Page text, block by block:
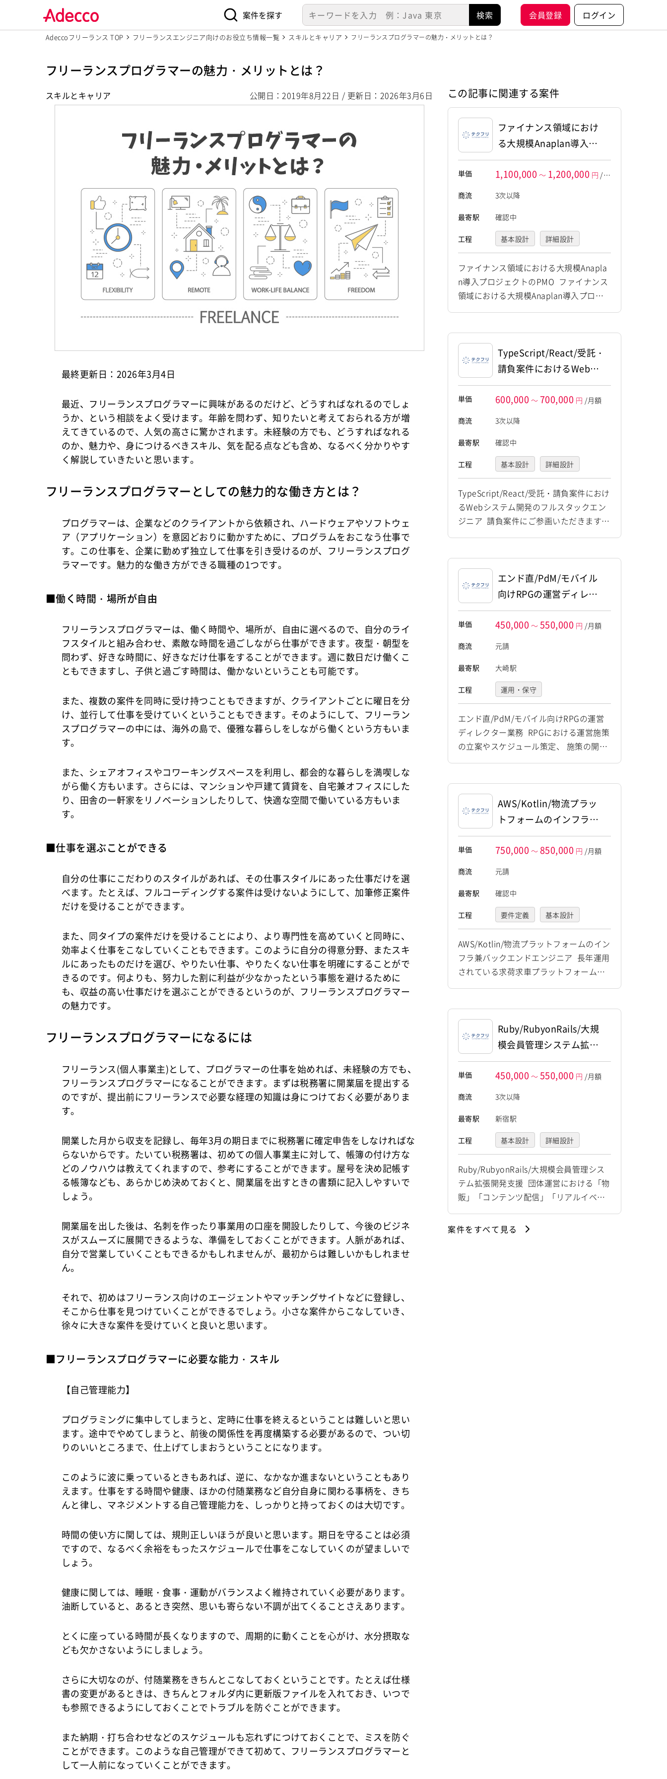
案件を探す 会員登録 ログイン
Adeccoフリーランス TOP フリーランスエンジニア向けのお役立ち情報一覧 スキルとキャリア フリーランスプログラマーの魅力・メリットとは？
フリーランスプログラマーの魅力・メリットとは？
スキルとキャリア 公開日：2019年8月22日 更新日：2026年3月6日
最終更新日：2026年3月4日
最近、フリーランスプログラマーに興味があるのだけど、どうすればなれるのでしょ
うか、という相談をよく受けます。年齢を問わず、知りたいと考えておられる方が増
えてきているので、人気の高さに驚かされます。未経験の方でも、どうすればなれる
のか、魅力や、身につけるべきスキル、気を配る点なども含め、なるべく分かりやす
く解説していきたいと思います。
フリーランスプログラマーとしての魅力的な働き方とは？
プログラマーは、企業などのクライアントから依頼され、ハードウェアやソフトウェ
ア（アプリケーション）を意図どおりに動かすために、プログラムをおこなう仕事で
す。この仕事を、企業に勤めず独立して仕事を引き受けるのが、フリーランスプログ
ラマーです。魅力的な働き方ができる職種の1つです。
■働く時間・場所が自由
フリーランスプログラマーは、働く時間や、場所が、自由に選べるので、自分のライ
フスタイルと組み合わせ、素敵な時間を過ごしながら仕事ができます。夜型・朝型を
問わず、好きな時間に、好きなだけ仕事をすることができます。週に数日だけ働くこ
ともできますし、子供と過ごす時間は、働かないということも可能です。
また、複数の案件を同時に受け持つこともできますが、クライアントごとに曜日を分
け、並行して仕事を受けていくということもできます。そのようにして、フリーラン
スプログラマーの中には、海外の島で、優雅な暮らしをしながら働くという方もいま
す。
また、シェアオフィスやコワーキングスペースを利用し、都会的な暮らしを満喫しな
がら働く方もいます。さらには、マンションや戸建て賃貸を、自宅兼オフィスにした
り、田舎の一軒家をリノベーションしたりして、快適な空間で働いている方もいま
す。
■仕事を選ぶことができる
自分の仕事にこだわりのスタイルがあれば、その仕事スタイルにあった仕事だけを選
べます。たとえば、フルコーディングする案件は受けないようにして、加筆修正案件
だけを受けることができます。
また、同タイプの案件だけを受けることにより、より専門性を高めていくと同時に、
効率よく仕事をこなしていくこともできます。このように自分の得意分野、またスキ
ルにあったものだけを選び、やりたい仕事、やりたくない仕事を明確にすることがで
きるのです。何よりも、努力した割に利益が少なかったという事態を避けるために
も、収益の高い仕事だけを選ぶことができるというのが、フリーランスプログラマー
の魅力です。
フリーランスプログラマーになるには
フリーランス(個人事業主)として、プログラマーの仕事を始めれば、未経験の方でも、
フリーランスプログラマーになることができます。まずは税務署に開業届を提出する
のですが、提出前にフリーランスで必要な経理の知識は身につけておく必要がありま
す。
開業した月から収支を記録し、毎年3月の期日までに税務署に確定申告をしなければな
らないからです。たいてい税務署は、初めての個人事業主に対して、帳簿の付け方な
どのノウハウは教えてくれますので、参考にすることができます。屋号を決め記帳す
る帳簿なども、あらかじめ決めておくと、開業届を出すときの書類に記入しやすいで
しょう。
開業届を出した後は、名刺を作ったり事業用の口座を開設したりして、今後のビジネ
スがスムーズに展開できるような、準備をしておくことができます。人脈があれば、
自分で営業していくこともできるかもしれませんが、最初からは難しいかもしれませ
ん。
それで、初めはフリーランス向けのエージェントやマッチングサイトなどに登録し、
そこから仕事を見つけていくことができるでしょう。小さな案件からこなしていき、
徐々に大きな案件を受けていくと良いと思います。
■フリーランスプログラマーに必要な能力・スキル
【自己管理能力】
プログラミングに集中してしまうと、定時に仕事を終えるということは難しいと思い
ます。途中でやめてしまうと、前後の関係性を再度構築する必要があるので、つい切
りのいいところまで、仕上げてしまおうということになります。
このように波に乗っているときもあれば、逆に、なかなか進まないということもあり
えます。仕事をする時間や健康、ほかの付随業務など自分自身に関わる事柄を、きち
んと律し、マネジメントする自己管理能力を、しっかりと持っておくのは大切です。
時間の使い方に関しては、規則正しいほうが良いと思います。期日を守ることは必須
ですので、なるべく余裕をもったスケジュールで仕事をこなしていくのが望ましいで
しょう。
健康に関しては、睡眠・食事・運動がバランスよく維持されていく必要があります。
油断していると、あるとき突然、思いも寄らない不調が出てくることさえあります。
とくに座っている時間が長くなりますので、周期的に動くことを心がけ、水分摂取な
ども欠かさないようにしましょう。
さらに大切なのが、付随業務をきちんとこなしておくということです。たとえば仕様
書の変更があるときは、きちんとフォルダ内に更新版ファイルを入れておき、いつで
も参照できるようにしておくことでトラブルを防ぐことができます。
また納期・打ち合わせなどのスケジュールも忘れずにつけておくことで、ミスを防ぐ
ことができます。このような自己管理ができて初めて、フリーランスプログラマーと
して一人前になっていくことができます。
この記事に関連する案件
ファイナンス領域におけ
る大規模Anaplan導入プ
ロジェクトのPMO
単価 1,100,000 ～ 1,200,000 円 /月
商流 3次以降
最寄駅 確認中
工程 基本設計 詳細設計
テスト 運用・保守
ファイナンス領域における大規模Anapla
n導入プロジェクトのPMO ファイナンス
領域における大規模Anaplan導入プロジ
ェクトのPMOとしてご参画いただきま
め、課題・リスク管理、 顧客およびパー
トナーとの各種調整業務等を幅広くご対
応いただく想定です。 【仕事内容】 下記
の業務を担っていただく想定です。 ・プ
ロジェクト計画および進捗管理 ・...
TypeScript/React/受託・
請負案件におけるWebシ
ステム開発のフルスタッ
クエンジニア
単価 600,000 ～ 700,000 円 /月額
商流 3次以降
最寄駅 確認中
工程 基本設計 詳細設計
テスト
TypeScript/React/受託・請負案件におけ
るWebシステム開発のフルスタックエン
ジニア 請負案件にご参画いただきます。
時期やリソース状況、適性に応じて複数
す。 （業務系Webシステム開発やヒアリ
ング支援AIの開発案件など。詳細は2次面
談までに選定予定です） [関連ワード]フ
リーランス、案件、エンジニア、プログ
ラマー、業務委託
エンド直/PdM/モバイル
向けRPGの運営ディレク
ター業務
単価 450,000 ～ 550,000 円 /月額
商流 元請
最寄駅 大崎駅
工程 運用・保守
エンド直/PdM/モバイル向けRPGの運営
ディレクター業務 RPGにおける運営施策
の立案やスケジュール策定、 施策の開発
工程管理、運用チームの取りまとめ業務
く売上計画の作成から施策の実行管理ま
で、タイトル運営全般に携わっていただ
きます。 【仕事内容】 下記の業務を担っ
ていただく想定です。 ・指標データの分
析作業および事業計画・改善案の策定支
援 ...
AWS/Kotlin/物流プラッ
トフォームのインフラ兼
バックエンドエンジニア
単価 750,000 ～ 850,000 円 /月額
商流 元請
最寄駅 確認中
工程 要件定義 基本設計
プログラミング(実装)
テスト デバッグ
AWS/Kotlin/物流プラットフォームのイン
フラ兼バックエンドエンジニア 長年運用
されている求荷求車プラットフォームの
データと顧客基盤を背景に、 物流領域の
立ち上げおよび運用に携わっていただき
ます。 インフラの戦略策定から構築・改
善、ならびにバックエンド開発全般まで
幅広くご対応いただくポジションです。
【仕事内容】 下記の業務を担っていただ
く想...
Ruby/RubyonRails/大規
模会員管理システム拡張
開発支援
単価 450,000 ～ 550,000 円 /月額
商流 3次以降
最寄駅 新宿駅
工程 基本設計 詳細設計
テスト デバッグ
運用・保守
Ruby/RubyonRails/大規模会員管理シス
テム拡張開発支援 団体運営における「物
販」「コンテンツ配信」「リアルイベン
ト連動」「アンケート配信」といったプ
ロダクトをゼロから開発し、 団体活動を
案件をすべて見る